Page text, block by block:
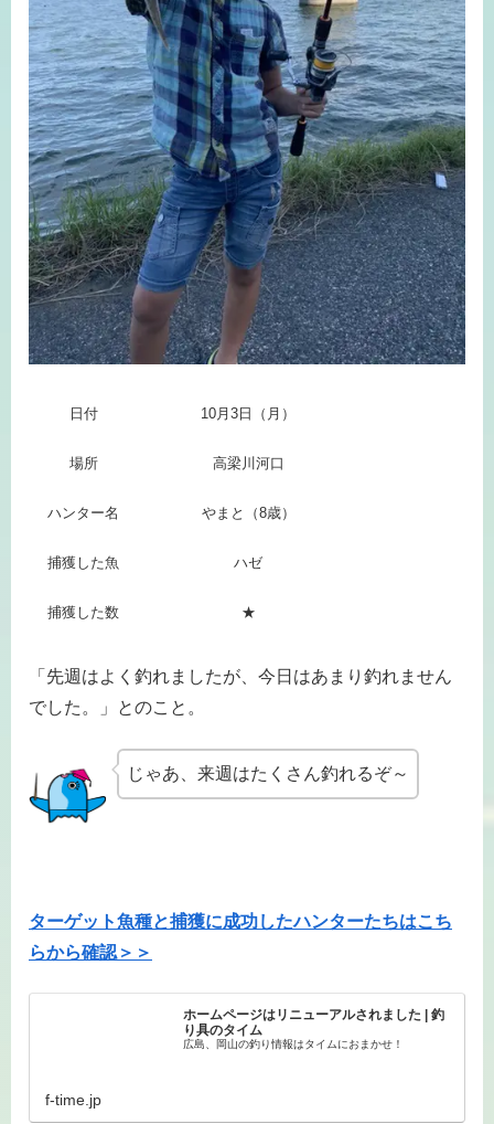
日付 10月3日（月）
場所 高梁川河口
ハンター名 やまと（8歳）
捕獲した魚 ハゼ
捕獲した数 ★
「先週はよく釣れましたが、今日はあまり釣れません
でした。」とのこと。
じゃあ、来週はたくさん釣れるぞ～
ターゲット魚種と捕獲に成功したハンターたちはこち
らから確認＞＞
ホームページはリニューアルされました | 釣
り具のタイム
広島、岡山の釣り情報はタイムにおまかせ！
f-time.jp